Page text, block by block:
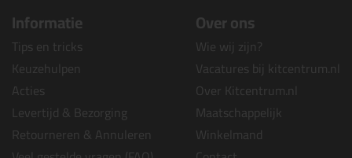
Informatie
Tips en tricks
Keuzehulpen
Acties
Levertijd & Bezorging
Retourneren & Annuleren
Over ons
Wie wij zijn?
Vacatures bij kitcentrum.nl
Over Kitcentrum.nl
Maatschappelijk
Winkelmand